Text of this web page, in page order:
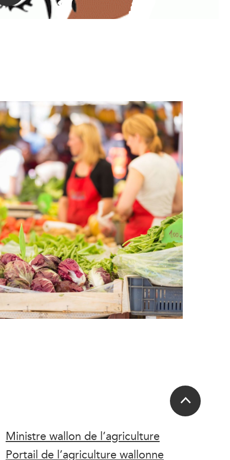
Ministre wallon de l’agriculture
Portail de l’agriculture wallonne